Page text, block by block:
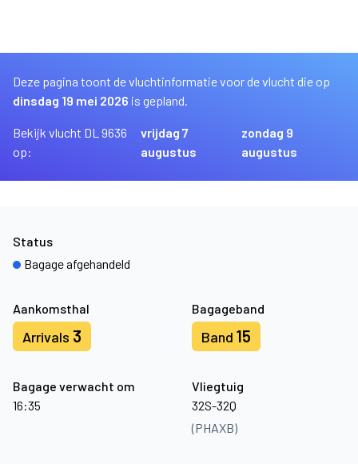
Deze pagina toont de vluchtinformatie voor de vlucht die op
dinsdag 19 mei 2026 is gepland.
Bekijk vlucht DL 9636
op:
vrijdag 7
augustus
zondag 9
augustus
Aankomsthal
Arrivals 3
Bagageband
Band 15
Bagage verwacht om
16:35
Vliegtuig
32S-32Q
(PHAXB)
Status
Bagage afgehandeld